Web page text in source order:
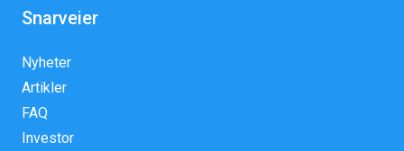
Snarveier
Nyheter
Artikler
FAQ
Investor